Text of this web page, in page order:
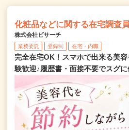
化粧品などに関する在宅調査
株式会社ビサーチ
業務委託 登録制 在宅・内職
完全在宅OK！スマホで出来る美
験歓迎♪履歴書・面接不要でスグ